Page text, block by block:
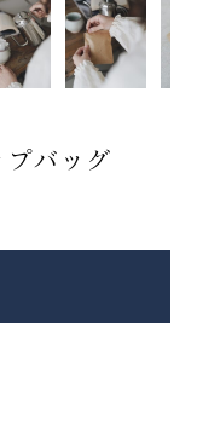
バッグ